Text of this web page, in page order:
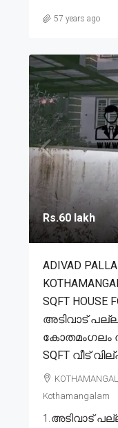
57 years ago
Rs.60 lakh
ADIVAD
SQFT HOUSE
അടിവാട്
കോതമംഗലം
SQFT വീട്
Kothamangalam
1.അടിവാട്